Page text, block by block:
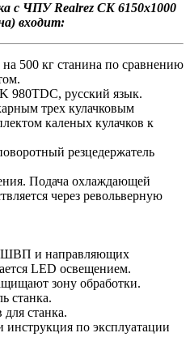
с ЧПУ Realrez CK 6150х1000
входит:
500 кг станина по сравнению
980TDC, русский язык.
трех кулачковым
каленых кулачков к
резцедержатель
Подача охлаждающей
через револьверную
ШВП и направляющих
LED освещением.
зону обработки.
станка.
станка.
инструкция по эксплуатации